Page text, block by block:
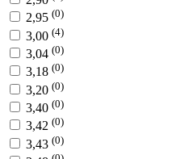
2,95 (0)
3,00 (4)
3,04 (0)
3,18 (0)
3,20 (0)
3,40 (0)
3,42 (0)
3,43 (0)